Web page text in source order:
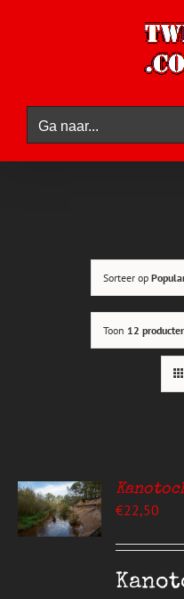
Ga naar...
Sorteer op
Toon 12
€22,50